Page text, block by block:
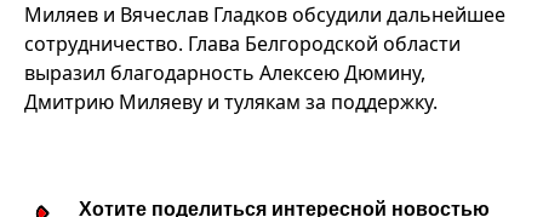
Миляев и Вячеслав Гладков обсудили дальнейшее
сотрудничество. Глава Белгородской области
выразил благодарность Алексею Дюмину,
Дмитрию Миляеву и тулякам за поддержку.
Хотите поделиться интересной новостью